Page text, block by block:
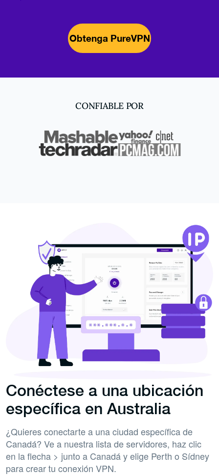
Obtenga PureVPN
CONFIABLE POR
Conéctese a una ubicación
específica en Australia
¿Quieres conectarte a una ciudad específica de
Canadá? Ve a nuestra lista de servidores, haz clic
en la flecha > junto a Canadá y elige Perth o Sídney
para crear tu conexión VPN.